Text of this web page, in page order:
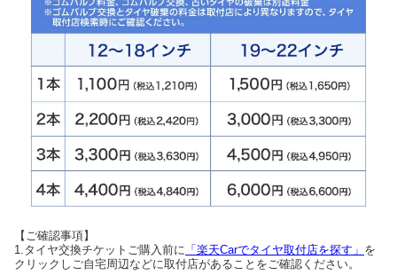
【ご確認事項】
1.タイヤ交換チケットご購入前に 「楽天Carでタイヤ取付店を探す」 を
クリックしご自宅周辺などに取付店があることをご確認ください。